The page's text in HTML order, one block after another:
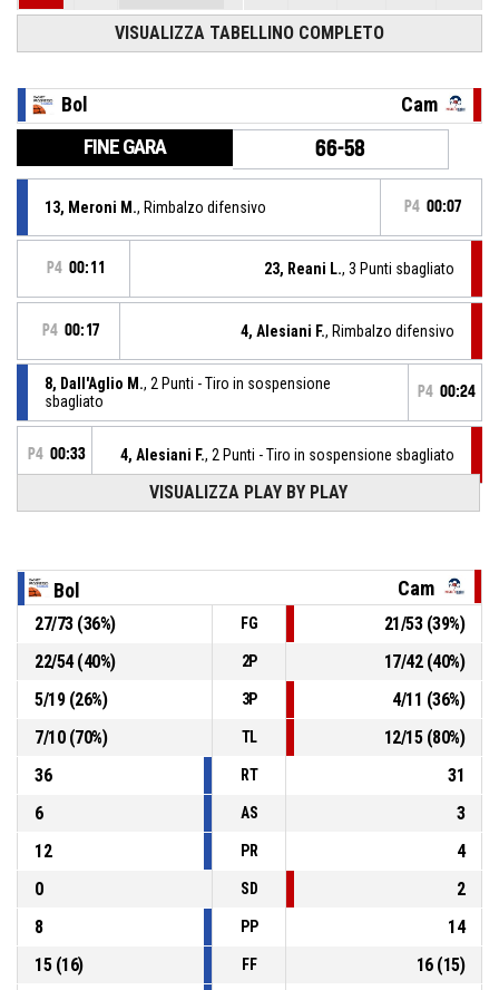
VISUALIZZA TABELLINO COMPLETO
Bol Cam
FINE GARA 66-58
13, Meroni M., Rimbalzo difensivo P4 00:07
P4 00:11 23, Reani L., 3 Punti sbagliato
P4 00:17 4, Alesiani F., Rimbalzo difensivo
8, Dall'Aglio M., 2 Punti - Tiro in sospensione
sbagliato
P4 00:24
P4 00:33 4, Alesiani F., 2 Punti - Tiro in sospensione sbagliato
P4 00:41 9, Ciavarella G., Fallo subito
8, Dall'Aglio M. P4 00:41
01:02
2, D'Alie R. , Rimbalzo difensivo P4 01:20
VISUALIZZA PLAY BY PLAY
Bol Cam
27/73(36%) FG 21/53(39%)
22/54(40%) 2P 17/42(40%)
5/19(26%) 3P 4/11 (36%)
7/10(70%) TL 12/15(80%)
36
RT
31
6
AS
3
12
PR
4
0
SD
2
8
PP
14
15(16) FF 16(15)